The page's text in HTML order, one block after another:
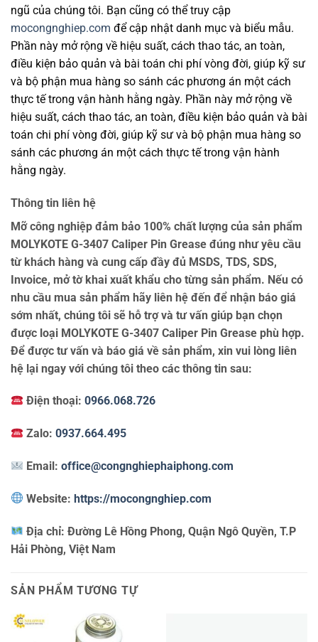
ngũ của chúng tôi. Bạn cũng có thể truy cập
mocongnghiep.com để cập nhật danh mục và biểu mẫu.
Phần này mở rộng về hiệu suất, cách thao tác, an toàn,
điều kiện bảo quản và bài toán chi phí vòng đời, giúp kỹ sư
và bộ phận mua hàng so sánh các phương án một cách
thực tế trong vận hành hằng ngày. Phần này mở rộng về
hiệu suất, cách thao tác, an toàn, điều kiện bảo quản và bài
toán chi phí vòng đời, giúp kỹ sư và bộ phận mua hàng so
sánh các phương án một cách thực tế trong vận hành
hằng ngày.
Thông tin liên hệ
Mỡ công nghiệp đảm bảo 100% chất lượng của sản phẩm
MOLYKOTE G-3407 Caliper Pin Grease đúng như yêu cầu
từ khách hàng và cung cấp đầy đủ MSDS, TDS, SDS,
Invoice, mở tờ khai xuất khẩu cho từng sản phẩm. Nếu có
nhu cầu mua sản phẩm hãy liên hệ đến để nhận báo giá
sớm nhất, chúng tôi sẽ hỗ trợ và tư vấn giúp bạn chọn
được loại MOLYKOTE G-3407 Caliper Pin Grease phù hợp.
Để được tư vấn và báo giá về sản phẩm, xin vui lòng liên
hệ lại ngay với chúng tôi theo các thông tin sau:
Điện thoại:0966.068.726
Zalo:0937.664.495
Email:office@congnghiephaiphong.com
Website:https://mocongnghiep.com
Địa chỉ:Đường Lê Hồng Phong, Quận Ngô Quyền, T.P
Hải Phòng, Việt Nam
SẢN PHẨM TƯƠNG TỰ